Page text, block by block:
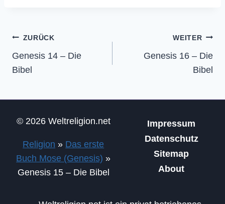
Beitragsnavigation
ZURÜCK
Genesis 14 – Die
Bibel
WEITER
Genesis 16 – Die
Bibel
© 2026 Weltreligion.net
Religion » Das erste
Buch Mose (Genesis) »
Genesis 15 – Die Bibel
Impressum
Datenschutz
Sitemap
About